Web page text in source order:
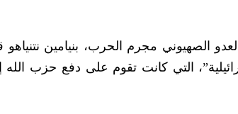
الصهيوني مجرم الحرب، بنيامين نتنياهو
التي كانت تقوم على دفع حزب الله